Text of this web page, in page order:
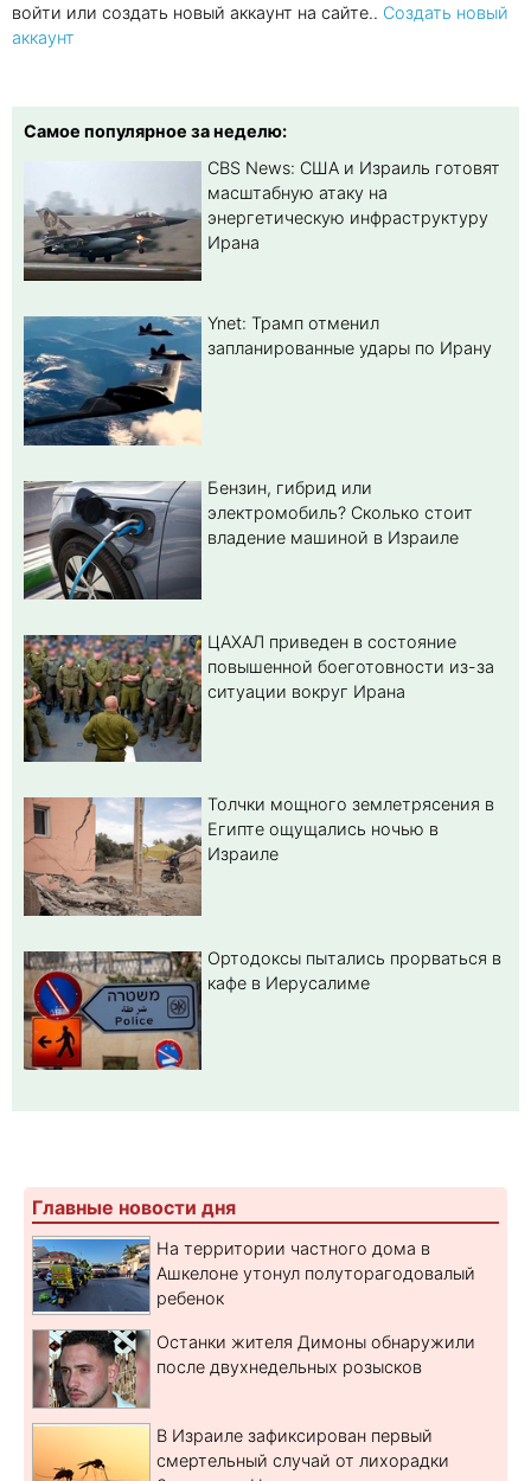
войти или создать новый аккаунт на сайте.. Создать новый
аккаунт
Самое популярное за неделю:
CBS News: США и Израиль готовят
масштабную атаку на
энергетическую инфраструктуру
Ирана
Ynet: Трамп отменил
запланированные удары по Ирану
Бензин, гибрид или
электромобиль? Cколько стоит
владение машиной в Израиле
ЦАХАЛ приведен в состояние
повышенной боеготовности из-за
ситуации вокруг Ирана
Толчки мощного землетрясения в
Египте ощущались ночью в
Израиле
Ортодоксы пытались прорваться в
кафе в Иерусалиме
Главные новости дня
На территории частного дома в
Ашкелоне утонул полуторагодовалый
ребенок
Останки жителя Димоны обнаружили
после двухнедельных розысков
В Израиле зафиксирован первый
смертельный случай от лихорадки